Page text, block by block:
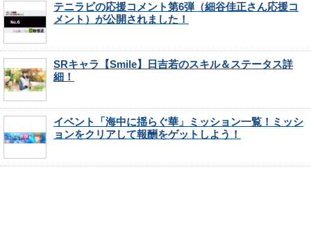
テニラビの応援コメント第6弾（細谷佳正さん応援コ
メント）が公開されました！
SRキャラ【Smile】日吉若のスキル＆ステータス詳
細！
イベント「海中に揺らぐ華」ミッション一覧！ミッシ
ョンをクリアして報酬をゲットしよう！